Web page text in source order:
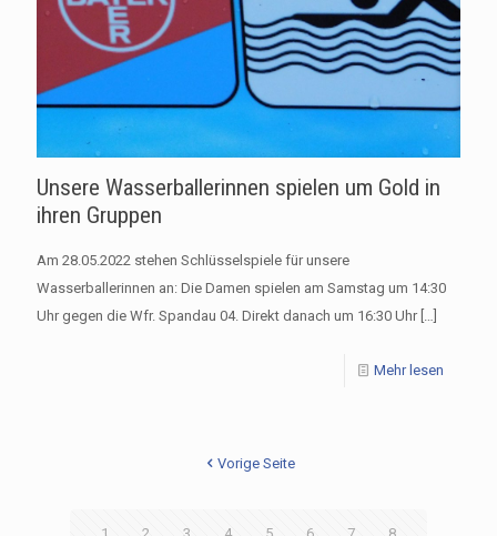
Unsere Wasserballerinnen spielen um Gold in
ihren Gruppen
Am 28.05.2022 stehen Schlüsselspiele für unsere
Wasserballerinnen an: Die Damen spielen am Samstag um 14:30
Uhr gegen die Wfr. Spandau 04. Direkt danach um 16:30 Uhr[…]
Mehr lesen
Vorige Seite